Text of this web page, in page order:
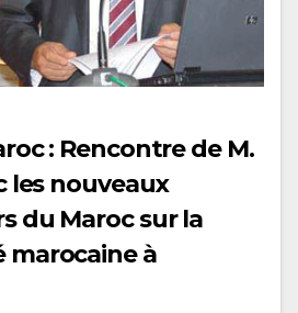
de M.
les nouveaux
du Maroc sur la
à